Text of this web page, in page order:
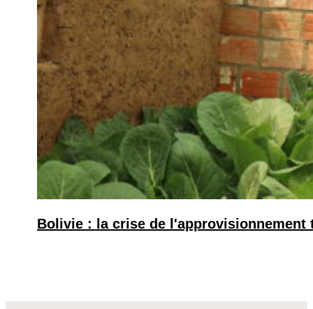
Bolivie : la crise de l'approvisionnement